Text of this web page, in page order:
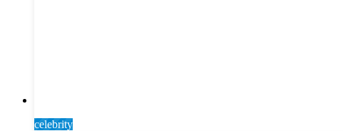
celebrity